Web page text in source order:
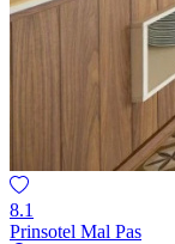
8.1
Prinsotel Mal Pas